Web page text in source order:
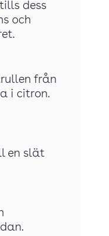
dess
och
från
i citron.
en slät